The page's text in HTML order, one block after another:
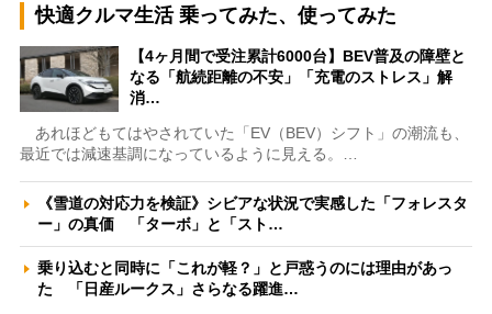
快適クルマ生活 乗ってみた、使ってみた
【4ヶ月間で受注累計6000台】BEV普及の障壁と
なる「航続距離の不安」「充電のストレス」解
消…
あれほどもてはやされていた「EV（BEV）シフト」の潮流も、
最近では減速基調になっているように見える。…
《雪道の対応力を検証》シビアな状況で実感した「フォレスタ
ー」の真価 「ターボ」と「スト…
乗り込むと同時に「これが軽？」と戸惑うのには理由があっ
た 「日産ルークス」さらなる躍進…